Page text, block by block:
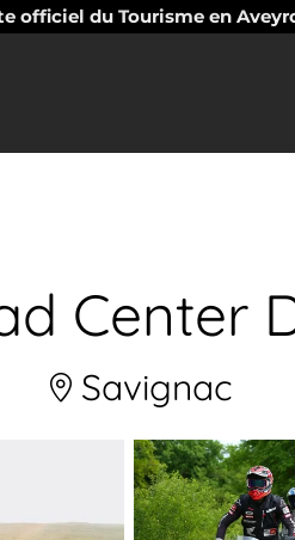
officiel du Tourisme en
Center
Savignac